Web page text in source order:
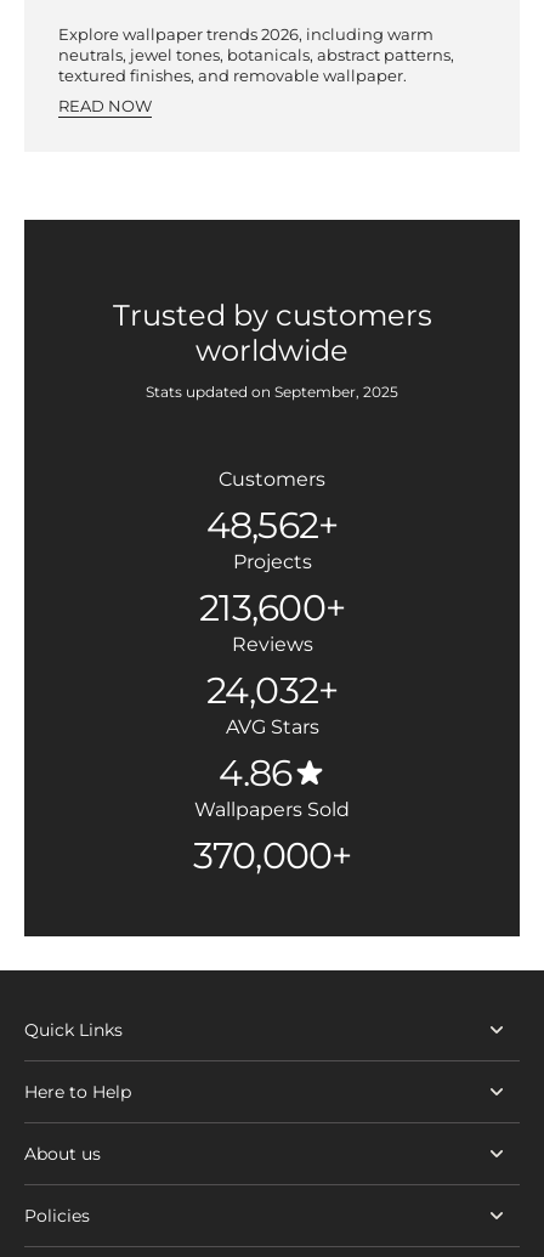
Explore wallpaper trends 2026, including warm
neutrals, jewel tones, botanicals, abstract patterns,
textured finishes, and removable wallpaper.
READ NOW
Trusted by customers
worldwide
Stats updated on September, 2025
Customers
48,562+
Projects
213,600+
Reviews
24,032+
AVG Stars
4.86
Wallpapers Sold
370,000+
Quick Links
Here to Help
About us
Policies